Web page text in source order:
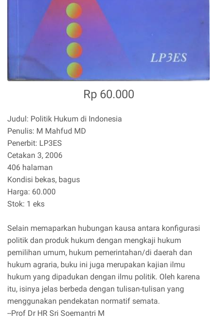
Rp 60.000
Judul: Politik Hukum di Indonesia
Penulis: M Mahfud MD
Penerbit: LP3ES
Cetakan 3, 2006
406 halaman
Kondisi bekas, bagus
Harga: 60.000
Stok: 1 eks
Selain memaparkan hubungan kausa antara konfigurasi
politik dan produk hukum dengan mengkaji hukum
pemilihan umum, hukum pemerintahan/di daerah dan
hukum agraria, buku ini juga merupakan kajian ilmu
hukum yang dipadukan dengan ilmu politik. Oleh karena
itu, isinya jelas berbeda dengan tulisan-tulisan yang
menggunakan pendekatan normatif semata.
--Prof Dr HR Sri Soemantri M